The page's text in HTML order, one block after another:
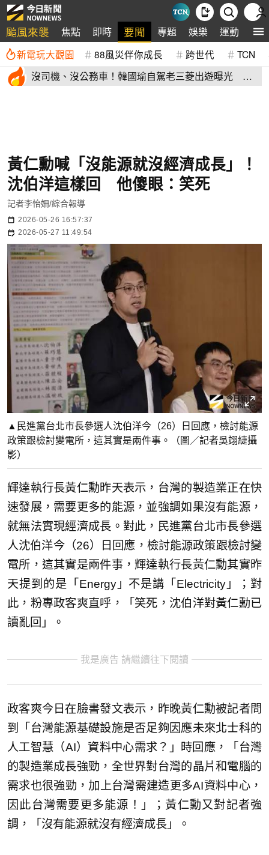
颱風來襲 焦點 即時 要聞 專題 娛樂 運動 全
新電玩大觀園 88風災伴你成長 跨世代 TCN
沒司機、沒公務車！韓國瑜自駕老三菱出遊曝光 私
黃仁勳喊「沒能源就沒經濟成長」！
沈伯洋這樣回 他傻眼：笑死
記者李怡姍/綜合報導
2026-05-26 16:57:37
2026-05-27 11:49:54
▲民進黨台北市長參選人沈伯洋今（26）日回應，檢討能源
政策跟檢討變電所，這其實是兩件事。（圖／記者吳翊緁攝
影）
輝達執行長黃仁勳昨天表示，台灣的製造業正在快
速發展，需要更多的能源，並強調如果沒有能源，
就無法實現經濟成長。對此，民進黨台北市長參選
人沈伯洋今（26）日回應，檢討能源政策跟檢討變
電所，這其實是兩件事，輝達執行長黃仁勳其實昨
天提到的是「Energy」不是講「Electricity」；對
此，粉專政客爽直呼，「笑死，沈伯洋對黃仁勳已
讀亂回」。
我是廣告 請繼續往下閱讀
政客爽今日在臉書發文表示，昨晚黃仁勳被記者問
到「台灣能源基礎設施是否足夠因應未來北士科的
人工智慧（AI）資料中心需求？」時回應，「台灣
的製造業成長強勁，全世界對台灣的晶片和電腦的
需求也很強勁，加上台灣需建造更多AI資料中心，
因此台灣需要更多能源！」；黃仁勳又對記者強
調，「沒有能源就沒有經濟成長」。